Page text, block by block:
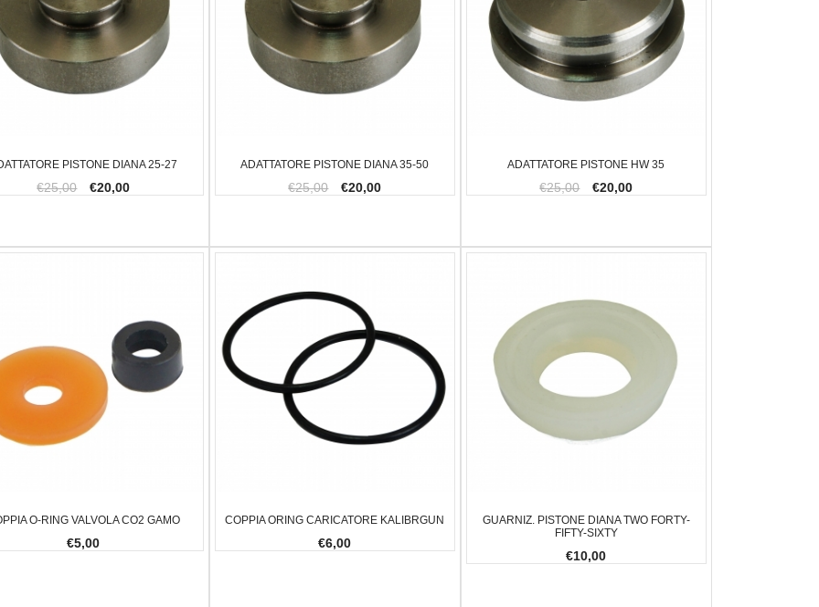
PISTONE DIANA 25-27
€25,00 €20,00
ADATTATORE PISTONE DIANA 35-50
€25,00 €20,00
ADATTATORE PISTONE HW 35
€25,00 €20,00
O-RING VALVOLA CO2 GAMO
€5,00
COPPIA ORING CARICATORE KALIBRGUN
€6,00
GUARNIZ. PISTONE DIANA TWO FORTY-
FIFTY-SIXTY
€10,00